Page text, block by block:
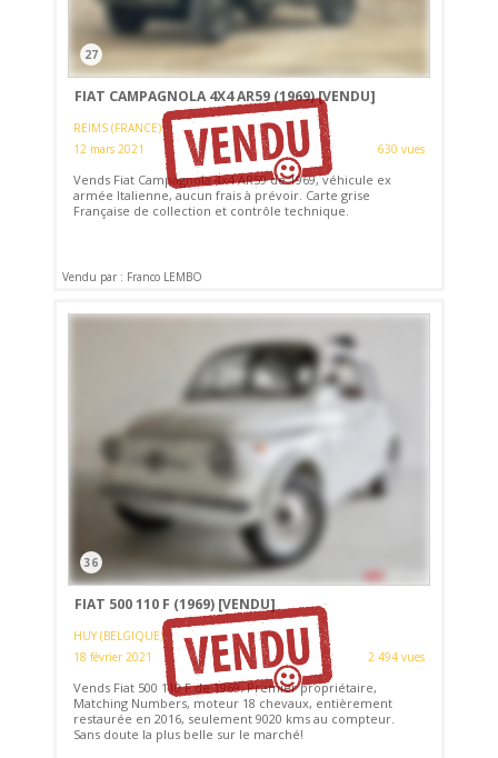
27
FIAT CAMPAGNOLA 4X4 AR59 (1969)[VENDU]
REIMS (FRANCE)
12 mars 2021
630 vues
Vends Fiat Campagnola 4x4 AR59 de 1969, véhicule ex
armée Italienne, aucun frais à prévoir. Carte grise
Française de collection et contrôle technique.
Vendu par : Franco LEMBO
36
FIAT 500 110 F (1969) [VENDU]
HUY (BELGIQUE)
18 février 2021
2 494 vues
Vends Fiat 500 110 F de 1969. Premier propriétaire,
Matching Numbers, moteur 18 chevaux, entièrement
restaurée en 2016, seulement 9020 kms au compteur.
Sans doute la plus belle sur le marché!